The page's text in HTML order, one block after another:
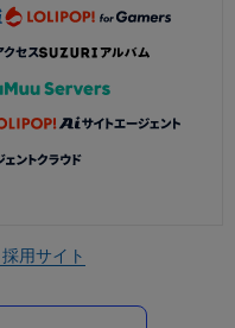
採用サイト